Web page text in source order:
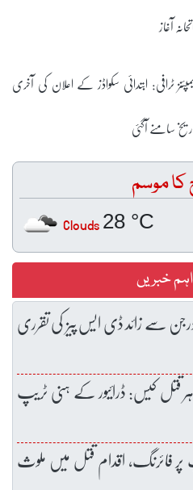
آغاز
ٹرافی: ابتدائی سکواڈز کے اعلان کی آخری
سامنے آگئی
کا موسم
28 °C
Clouds
اہم خبریں
سے زائد ڈی ایس پیز کی تقرری
قتل کیس: ڈرائیور کے ہنی ٹریپ
فائرنگ، اقدام قتل میں ملوث